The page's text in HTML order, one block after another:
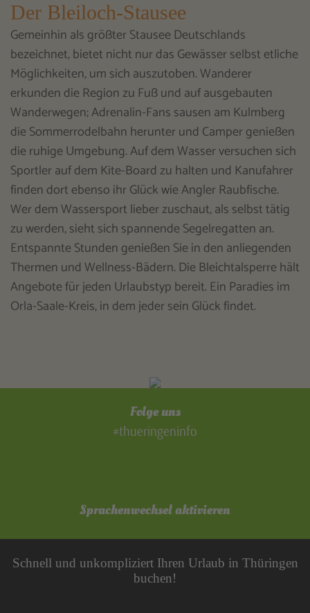
Der Bleiloch-Stausee
Gemeinhin als größter Stausee Deutschlands
bezeichnet, bietet nicht nur das Gewässer selbst etliche
Möglichkeiten, um sich auszutoben. Wanderer
erkunden die Region zu Fuß und auf ausgebauten
Wanderwegen; Adrenalin-Fans sausen am Kulmberg
die Sommerrodelbahn herunter und Camper genießen
die ruhige Umgebung. Auf dem Wasser versuchen sich
Sportler auf dem Kite-Board zu halten und Kanufahrer
finden dort ebenso ihr Glück wie Angler Raubfische.
Wer dem Wassersport lieber zuschaut, als selbst tätig
zu werden, sieht sich spannende Segelregatten an.
Entspannte Stunden genießen Sie in den anliegenden
Thermen und Wellness-Bädern. Die Bleichtalsperre hält
Angebote für jeden Urlaubstyp bereit. Ein Paradies im
Orla-Saale-Kreis, in dem jeder sein Glück findet.
Folge uns
#thueringeninfo
Sprachenwechsel aktivieren
Schnell und unkompliziert Ihren Urlaub in Thüringen
buchen!